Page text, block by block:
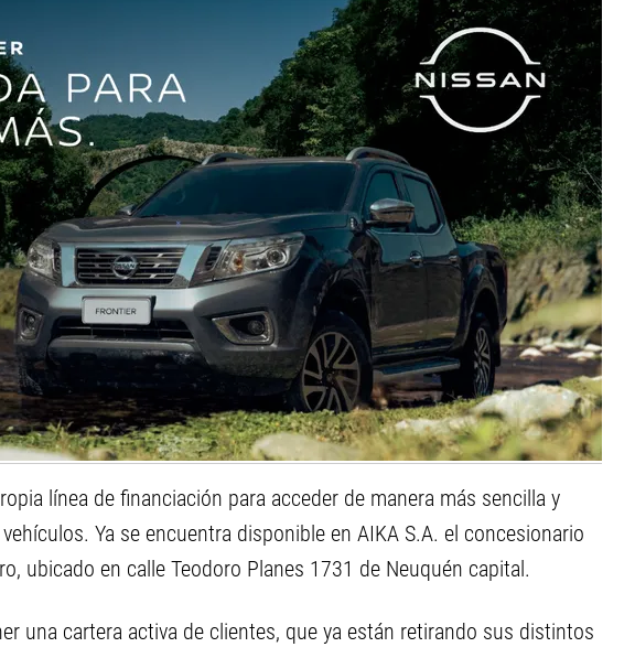
línea de financiación para acceder de manera más sencilla y
Ya se encuentra disponible en AIKA S.A. el concesionario
ubicado en calle Teodoro Planes 1731 de Neuquén capital.
una cartera activa de clientes, que ya están retirando sus distintos